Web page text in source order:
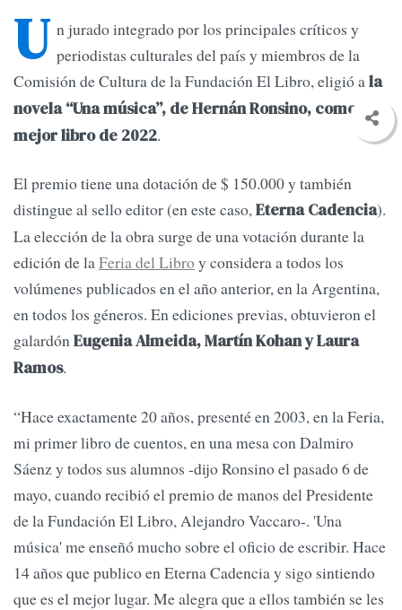
U n jurado integrado por los principales críticos y
periodistas culturales del país y miembros de la
Comisión de Cultura de la Fundación El Libro, eligió ala
novela “Una música”, de Hernán Ronsino, como el
mejor libro de 2022.
El premio tiene una dotación de $ 150.000 y también
distingue al sello editor (en este caso,Eterna Cadencia).
La elección de la obra surge de una votación durante la
edición de laFeria del Libroy considera a todos los
volúmenes publicados en el año anterior, en la Argentina,
en todos los géneros. En ediciones previas, obtuvieron el
galardónEugenia Almeida, Martín Kohan y Laura
Ramos.
“Hace exactamente 20 años, presenté en 2003, en la Feria,
mi primer libro de cuentos, en una mesa con Dalmiro
Sáenz y todos sus alumnos -dijo Ronsino el pasado 6 de
mayo, cuando recibió el premio de manos del Presidente
de la Fundación El Libro, Alejandro Vaccaro-. 'Una
música' me enseñó mucho sobre el oficio de escribir. Hace
14 años que publico en Eterna Cadencia y sigo sintiendo
que es el mejor lugar. Me alegra que a ellos también se les